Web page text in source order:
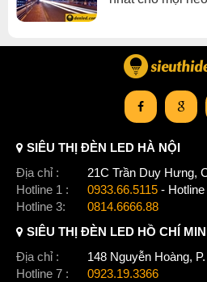
SIÊU THỊ ĐÈN LED HÀ NỘI
Địa chỉ :
21C Trần Duy Hưng,
Hotline 1 :
0933.66.5115 - Hotline
Hotline 3:
0814.6666.88
SIÊU THỊ ĐÈN LED HỒ CHÍ
Địa chỉ :
148 Nguyễn Hoàng,
Hotline 7 :
0923.19.3366